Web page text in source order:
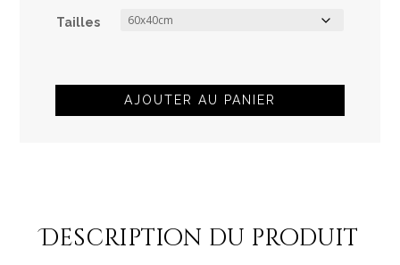
150.00€
Tailles
AJOUTER AU PANIER
Description du produit